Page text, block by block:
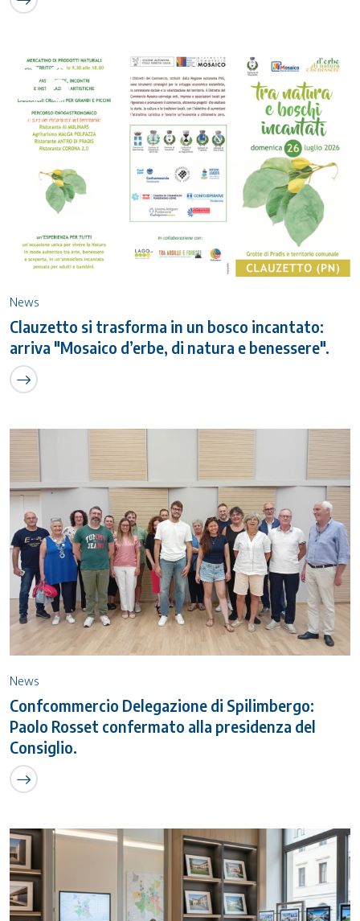
26
Luglio 2026
News
Clauzetto si trasforma in un bosco incantato:
arriva "Mosaico d’erbe, di natura e benessere".
News
Confcommercio Delegazione di Spilimbergo:
Paolo Rosset confermato alla presidenza del
Consiglio.